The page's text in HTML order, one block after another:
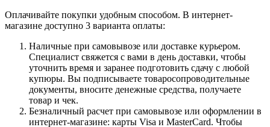
Оплачивайте покупки удобным способом. В интернет-
магазине доступно 3 варианта оплаты:
Наличные при самовывозе или доставке курьером.
Специалист свяжется с вами в день доставки, чтобы
уточнить время и заранее подготовить сдачу с любой
купюры. Вы подписываете товаросопроводительные
документы, вносите денежные средства, получаете
товар и чек.
Безналичный расчет при самовывозе или оформлении в
интернет-магазине: карты Visa и MasterCard. Чтобы